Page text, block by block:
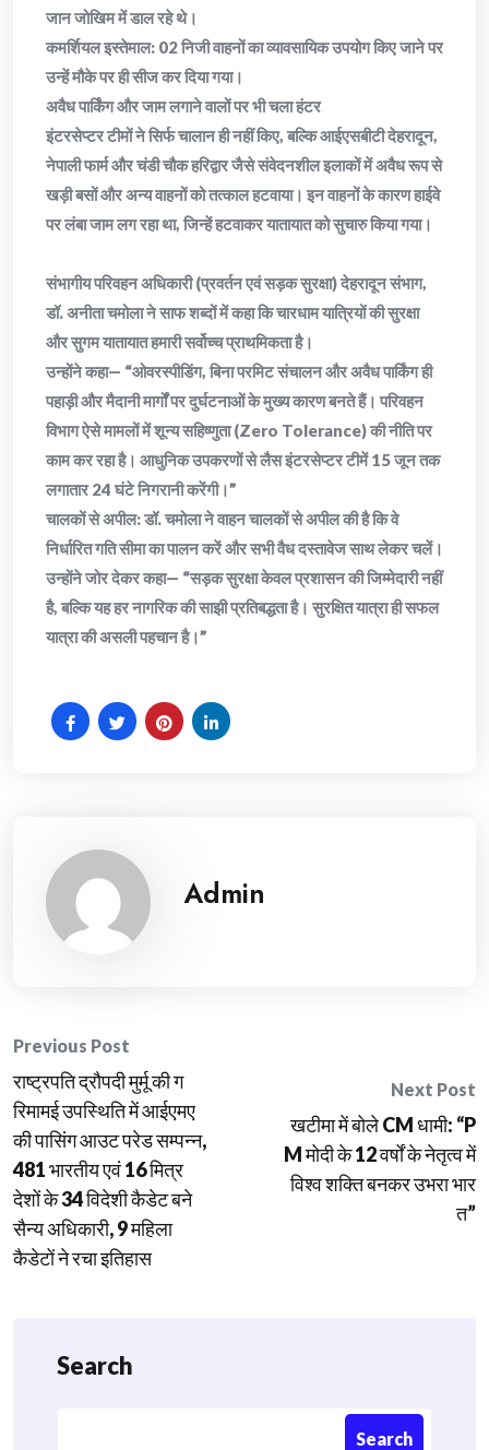
जान जोखिम में डाल रहे थे।
​कमर्शियल इस्तेमाल: 02 निजी वाहनों का व्यावसायिक उपयोग किए जाने पर
उन्हें मौके पर ही सीज कर दिया गया।
​अवैध पार्किंग और जाम लगाने वालों पर भी चला हंटर
​इंटरसेप्टर टीमों ने सिर्फ चालान ही नहीं किए, बल्कि आईएसबीटी देहरादून,
नेपाली फार्म और चंडी चौक हरिद्वार जैसे संवेदनशील इलाकों में अवैध रूप से
खड़ी बसों और अन्य वाहनों को तत्काल हटवाया। इन वाहनों के कारण हाईवे
पर लंबा जाम लग रहा था, जिन्हें हटवाकर यातायात को सुचारु किया गया।
​संभागीय परिवहन अधिकारी (प्रवर्तन एवं सड़क सुरक्षा) देहरादून संभाग,
डॉ. अनीता चमोला ने साफ शब्दों में कहा कि चारधाम यात्रियों की सुरक्षा
और सुगम यातायात हमारी सर्वोच्च प्राथमिकता है।
​उन्होंने कहा— “ओवरस्पीडिंग, बिना परमिट संचालन और अवैध पार्किंग ही
पहाड़ी और मैदानी मार्गों पर दुर्घटनाओं के मुख्य कारण बनते हैं। परिवहन
विभाग ऐसे मामलों में शून्य सहिष्णुता (Zero Tolerance) की नीति पर
काम कर रहा है। आधुनिक उपकरणों से लैस इंटरसेप्टर टीमें 15 जून तक
लगातार 24 घंटे निगरानी करेंगी।”
​चालकों से अपील: डॉ. चमोला ने वाहन चालकों से अपील की है कि वे
निर्धारित गति सीमा का पालन करें और सभी वैध दस्तावेज साथ लेकर चलें।
उन्होंने जोर देकर कहा— “सड़क सुरक्षा केवल प्रशासन की जिम्मेदारी नहीं
है, बल्कि यह हर नागरिक की साझी प्रतिबद्धता है। सुरक्षित यात्रा ही सफल
यात्रा की असली पहचान है।”
Admin
Post
navigation
Previous Post
राष्ट्रपति द्रौपदी मुर्मू की ग
रिमामई उपस्थिति में आईएमए
की पासिंग आउट परेड सम्पन्न,
481 भारतीय एवं 16 मित्र
देशों के 34 विदेशी कैडेट बने
सैन्य अधिकारी, 9 महिला
कैडेटों ने रचा इतिहास
Next Post
​खटीमा में बोले CM धामी: “P
M मोदी के 12 वर्षों के नेतृत्व में
विश्व शक्ति बनकर उभरा भार
त”
Search
Search